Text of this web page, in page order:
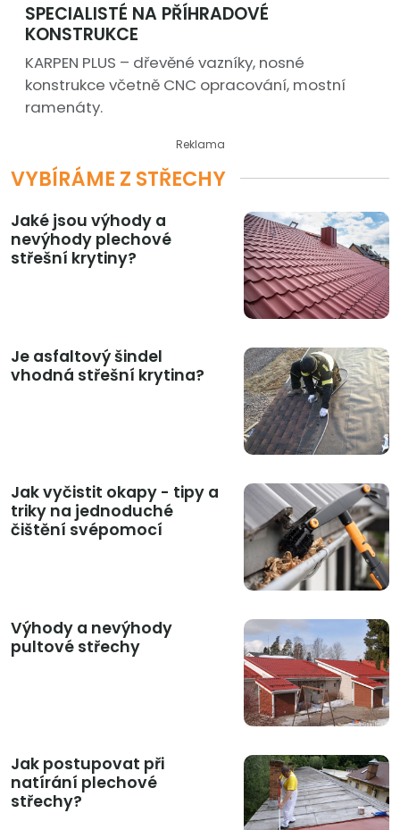
SPECIALISTÉ NA PŘÍHRADOVÉ
KONSTRUKCE
KARPEN PLUS – dřevěné vazníky, nosné
konstrukce včetně CNC opracování, mostní
ramenáty.
Reklama
VYBÍRÁME Z STŘECHY
Jaké jsou výhody a
nevýhody plechové
střešní krytiny?
Je asfaltový šindel
vhodná střešní krytina?
Jak vyčistit okapy - tipy a
triky na jednoduché
čištění svépomocí
Výhody a nevýhody
pultové střechy
Jak postupovat při
natírání plechové
střechy?